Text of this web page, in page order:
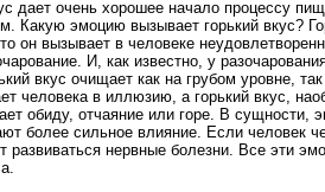
дает очень хорошее начало процессу
Какую эмоцию вызывает горький вкус?
он вызывает в человеке
И, как известно, у
вкус очищает как на грубом уровне,
человека в иллюзию, а горький вкус,
обиду, отчаяние или горе. В сущности,
более сильное влияние. Если человек
развиваться нервные болезни. Все эти